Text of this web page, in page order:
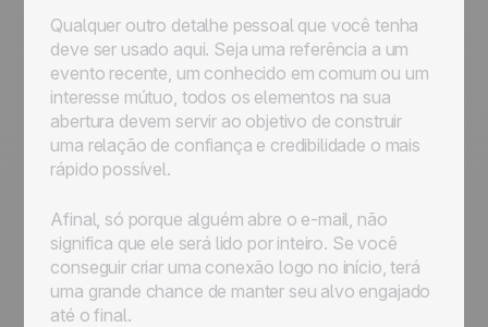
Qualquer outro detalhe pessoal que você tenha
deve ser usado aqui. Seja uma referência a um
evento recente, um conhecido em comum ou um
interesse mútuo, todos os elementos na sua
abertura devem servir ao objetivo de construir
uma relação de confiança e credibilidade o mais
rápido possível.
Afinal, só porque alguém abre o e-mail, não
significa que ele será lido por inteiro. Se você
conseguir criar uma conexão logo no início, terá
uma grande chance de manter seu alvo engajado
até o final.